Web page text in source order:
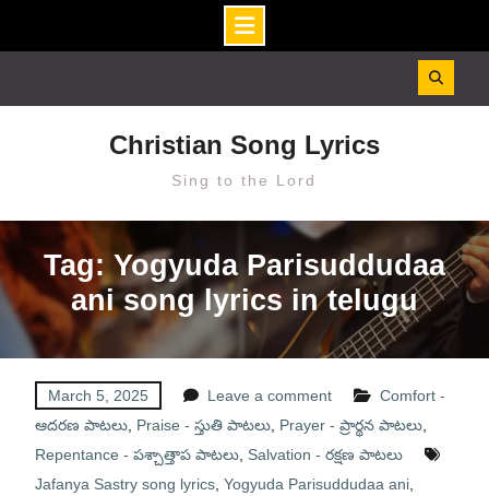
Christian Song Lyrics
Sing to the Lord
Tag: Yogyuda Parisuddudaa
ani song lyrics in telugu
March 5, 2025 Leave a comment
Comfort -
ఆదరణ పాటలు, Praise - స్తుతి పాటలు, Prayer - ప్రార్థన పాటలు,
Repentance - పశ్చాత్తాప పాటలు, Salvation - రక్షణ పాటలు
Jafanya Sastry song lyrics, Yogyuda Parisuddudaa ani,